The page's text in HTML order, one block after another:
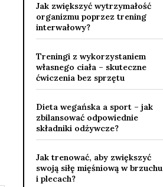
Jak zwiększyć wytrzymałość
organizmu poprzez trening
interwałowy?
Treningi z wykorzystaniem
własnego ciała – skuteczne
ćwiczenia bez sprzętu
Dieta wegańska a sport – jak
zbilansować odpowiednie
składniki odżywcze?
Jak trenować, aby zwiększyć
swoją siłę mięśniową w brzuchu
i plecach?